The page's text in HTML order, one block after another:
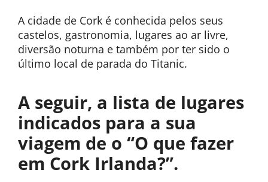
A cidade de Cork é conhecida pelos seus
castelos, gastronomia, lugares ao ar livre,
diversão noturna e também por ter sido o
último local de parada do Titanic.
A seguir, a lista de lugares
indicados para a sua
viagem de o “O que fazer
em Cork Irlanda?”.